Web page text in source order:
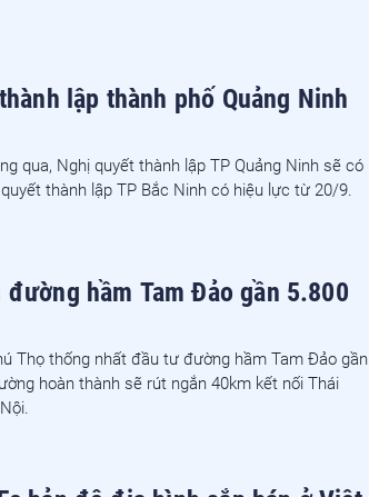
lập thành phố Quảng Ninh
qua, Nghị quyết thành lập TP Quảng Ninh sẽ có
thành lập TP Bắc Ninh có hiệu lực từ 20/9.
hầm Tam Đảo gần 5.800
Thọ thống nhất đầu tư đường hầm Tam Đảo gần
hoàn thành sẽ rút ngắn 40km kết nối Thái